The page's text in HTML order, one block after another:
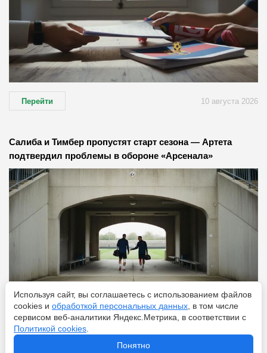
Перейти 10 августа 2026
Салиба и Тимбер пропустят старт сезона — Артета
подтвердил проблемы в обороне «Арсенала»
Перейти
Используя сайт, вы соглашаетесь с использованием файлов
cookies и обработкой персональных данных , в том числе
сервисом веб-аналитики Яндекс.Метрика, в соответствии с
Политикой cookies
Понятно